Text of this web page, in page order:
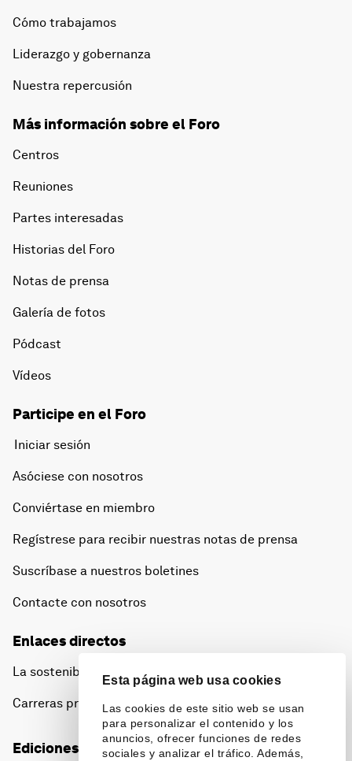
Esta página web usa cookies
Las cookies de este sitio web se usan
para personalizar el contenido y los
anuncios, ofrecer funciones de redes
sociales y analizar el tráfico. Además,
Cómo trabajamos
Liderazgo y gobernanza
Nuestra repercusión
Más información sobre el Foro
Centros
Reuniones
Partes interesadas
Historias del Foro
Notas de prensa
Galería de fotos
Pódcast
Vídeos
Participe en el Foro
Iniciar sesión
Asóciese con nosotros
Conviértase en miembro
Regístrese para recibir nuestras notas de prensa
Suscríbase a nuestros boletines
Contacte con nosotros
Enlaces directos
La sostenibilidad en el Foro
Carreras profesionales
Ediciones en otros idiomas